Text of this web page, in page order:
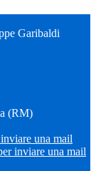
Garibaldi
(RM)
una mail
inviare una mail